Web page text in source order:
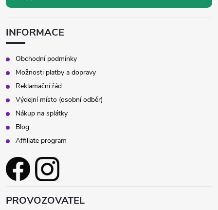
INFORMACE
Obchodní podmínky
Možnosti platby a dopravy
Reklamační řád
Výdejní místo (osobní odběr)
Nákup na splátky
Blog
Affiliate program
PROVOZOVATEL